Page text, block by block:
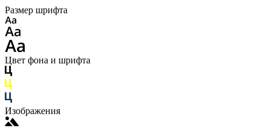
Размер шрифта
Цвет фона и шрифта
Изображения